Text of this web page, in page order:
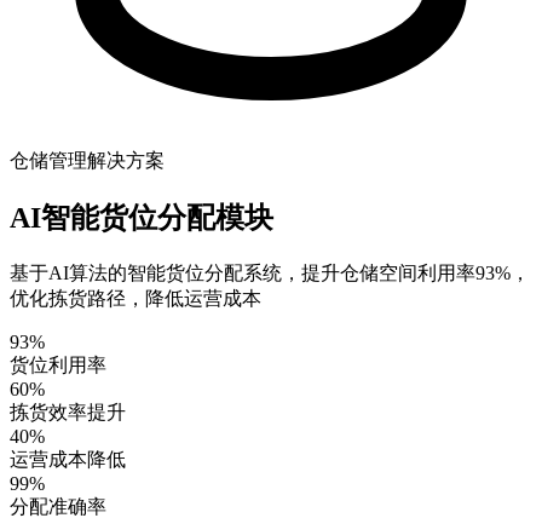
仓储管理解决方案
AI智能货位分配模块
基于AI算法的智能货位分配系统，提升仓储空间利用率93%，
优化拣货路径，降低运营成本
93%
货位利用率
60%
拣货效率提升
40%
运营成本降低
99%
分配准确率